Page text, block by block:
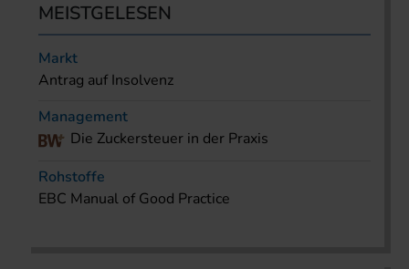
MEISTGELESEN
Markt
Antrag auf Insolvenz
Management
Die Zuckersteuer in der Praxis
Rohstoffe
EBC Manual of Good Practice